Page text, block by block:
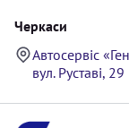
Черкаси
Автосервіс
вул. Руставі, 29